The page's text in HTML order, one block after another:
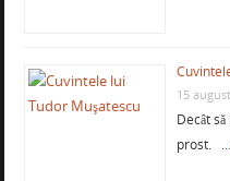
15
Decât
prost. …